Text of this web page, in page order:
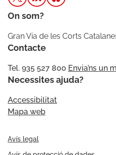
On som?
Gran Via de les Corts
Contacte
Tel. 935 527 800 Envia’ns un
Necessites ajuda?
Accessibilitat
Mapa web
Avís legal